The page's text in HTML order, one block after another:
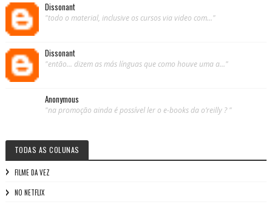
Dissonant
"todo o material, inclusive os cursos via video com..."
Dissonant
"então... dizem as más línguas que como houve uma a..."
Anonymous
"na promoção ainda é possível ler o e-books da o’reilly ? "
TODAS AS COLUNAS
FILME DA VEZ
NO NETFLIX